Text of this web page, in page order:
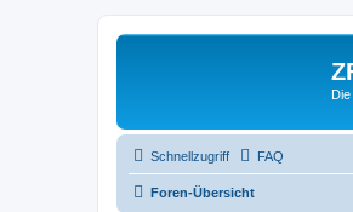
Die
Schnellzugriff FAQ
Foren-Übersicht